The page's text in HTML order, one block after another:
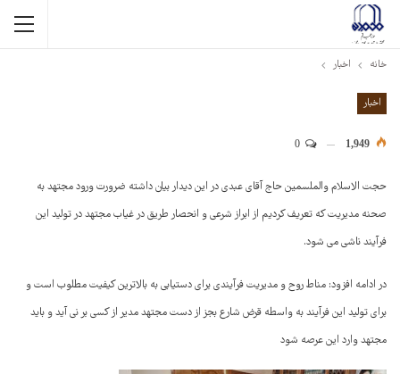
خانه اخبار
اخبار
1,949
حجت الاسلام والملسمین حاج آقای عبدی در این دیدار بیان داشته ضرورت ورود مجتهد به
صحنه مدیریت که تعریف کردیم از ابراز شرعی و انحصار طریق در غیاب مجتهد در تولید این
فرآیند ناشی می شود.
در ادامه افزود: مناط روح و مدیریت فرآیندی برای دستیابی به بالاترین کیفیت مطلوب است و
برای تولید این فرآیند به واسطه قرض شارع بجز از دست مجتهد مدیر از کسی بر نی آید و باید
مجتهد وارد این عرصه شود